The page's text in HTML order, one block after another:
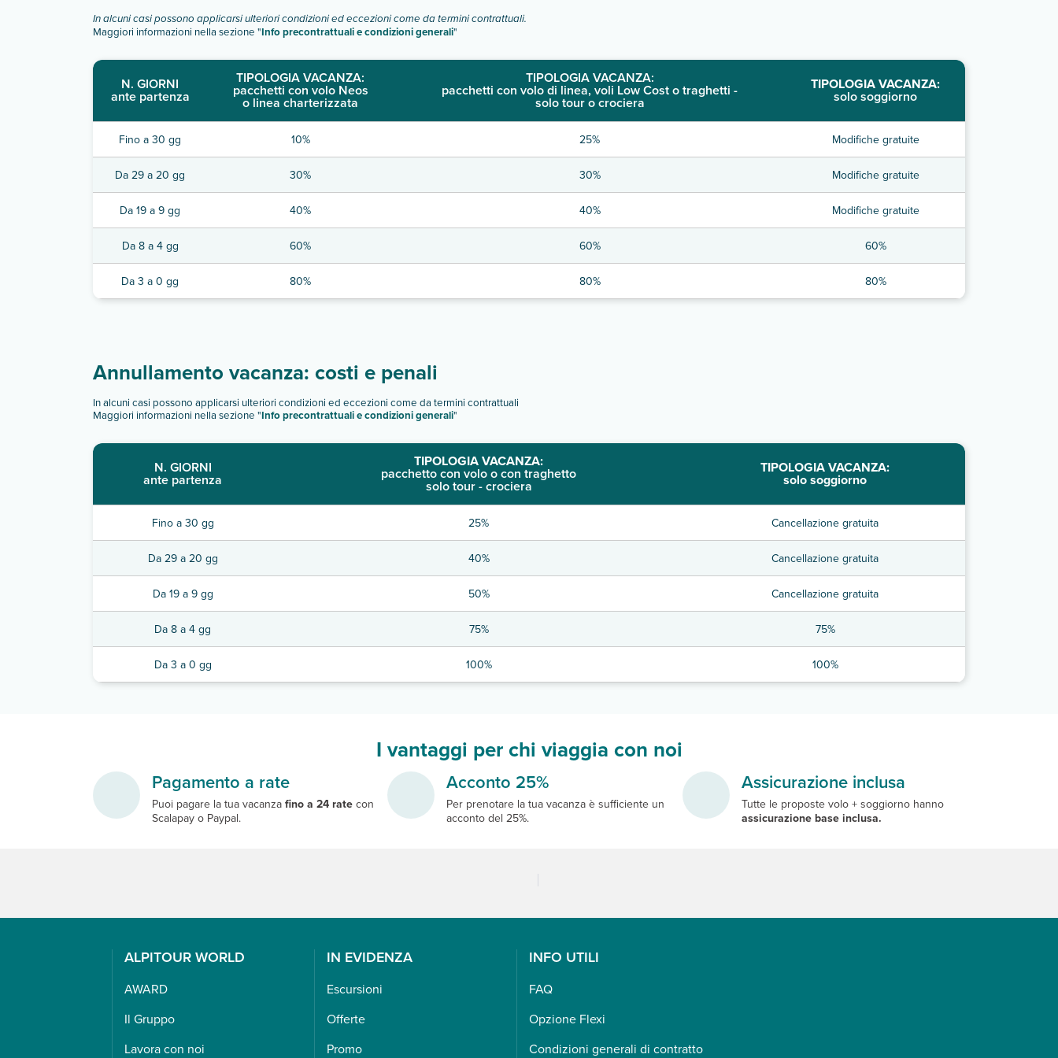
In alcuni casi possono applicarsi ulteriori condizioni ed eccezioni come da termini contrattuali.
Maggiori informazioni nella sezione "Info precontrattuali e condizioni generali"
N. GIORNI
ante partenza
TIPOLOGIA VACANZA:
pacchetti con volo Neos
o linea charterizzata
TIPOLOGIA VACANZA:
pacchetti con volo di linea, voli Low Cost o traghetti -
solo tour o crociera
TIPOLOGIA VACANZA:
solo soggiorno
Fino a 30 gg 10% 25% Modifiche gratuite
Da 29 a 20 gg 30% 30% Modifiche gratuite
Da 19 a 9 gg 40% 40% Modifiche gratuite
Da 8 a 4 gg 60% 60% 60%
Da 3 a 0 gg 80% 80% 80%
Annullamento vacanza: costi e penali
In alcuni casi possono applicarsi ulteriori condizioni ed eccezioni come da termini contrattuali
Maggiori informazioni nella sezione "Info precontrattuali e condizioni generali"
N. GIORNI
ante partenza
TIPOLOGIA VACANZA:
pacchetto con volo o con traghetto
solo tour - crociera
TIPOLOGIA VACANZA:
solo soggiorno
Fino a 30 gg 25% Cancellazione gratuita
Da 29 a 20 gg 40% Cancellazione gratuita
Da 19 a 9 gg 50% Cancellazione gratuita
Da 8 a 4 gg 75% 75%
Da 3 a 0 gg 100% 100%
I vantaggi per chi viaggia con noi
Pagamento a rate
Puoi pagare la tua vacanza fino a 24 rate con
Scalapay o Paypal.
Acconto 25%
Per prenotare la tua vacanza è sufficiente un
acconto del 25%.
Assicurazione inclusa
Tutte le proposte volo + soggiorno hanno
assicurazione base inclusa.
ALPITOUR WORLD
AWARD
Il Gruppo
Lavora con noi
IN EVIDENZA
Escursioni
Offerte
Promo
INFO UTILI
FAQ
Opzione Flexi
Condizioni generali di contratto